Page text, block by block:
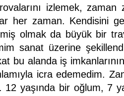
izlemek,
her zaman. Kendisini
olmak da büyük bir
sanat üzerine
bu alanda iş
icra edemedim.
12 yaşında bir oğlum, 7